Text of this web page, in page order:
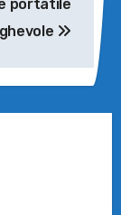
portatile